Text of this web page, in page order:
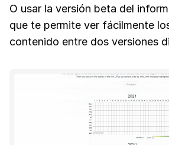
O usar la versión beta del
que te permite ver fácilmente
contenido entre dos versiones